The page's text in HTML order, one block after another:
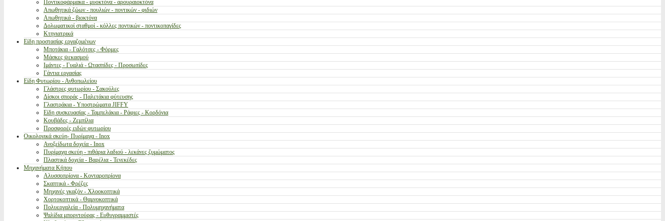
Ποντικοφάρμακα - μυοκτόνα - αρουραιοκτόνα
Απωθητικά ζώων - πουλιών - ποντικών - φιδιών
Απωθητικά - βιοκτόνα
Δολωματικοί σταθμοί - κόλλες ποντικών - ποντικοπαγίδες
Κτηνιατρικά
Είδη προστασίας εργαζομένων
Μποτάκια - Γαλότσες - Φόρμες
Μάσκες ψεκασμού
Ιμάντες - Γυαλιά - Ωτασπίδες - Προσωπίδες
Γάντια εργασίας
Είδη Φυτωρίου - Ανθοπωλείου
Γλάστρες φυτωρίου - Σακούλες
Δίσκοι σποράς - Παλετάκια φύτευσης
Γλαστράκια - Υποστρώματα JIFFY
Είδη συσκευασίας - Ταμπελάκια - Ράφιες - Κορδόνια
Κουβάδες - Ζεμπίλια
Προσφορές ειδών φυτωρίου
Οικολογικά σκεύη- Πυρίμαχα - Inox
Ανοξείδωτα δοχεία - Inox
Πυρίμαχα σκεύη - πιθάρια λαδιού - λεκάνες ζυμώματος
Πλαστικά δοχεία - Βαρέλια - Τενεκέδες
Μηχανήματα Κήπου
Αλυσσοπρίονα - Κονταροπρίονα
Σκαπτικά - Φρέζες
Μηχανές γκαζόν - Χλοοκοπτικά
Χορτοκοπτικά - Θαμνοκοπτικά
Πολυεργαλεία - Πολυμηχανήματα
Ψαλίδια μπορντούρας - Ευθυγραμμιστές